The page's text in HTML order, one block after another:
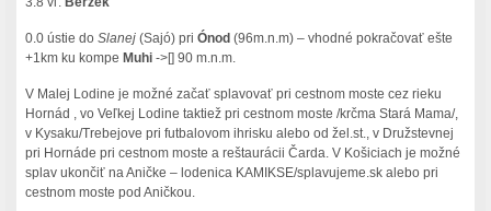
0.0 ústie doSlanej (Sajó) priÓnod (96m.n.m) – vhodné pokračovať ešte
+1km ku kompe Muhi ->[] 90 m.n.m.
V Malej Lodine je možné začať splavovať pri cestnom moste cez rieku
Hornád , vo Veľkej Lodine taktiež pri cestnom moste /krčma Stará Mama/,
v Kysaku/Trebejove pri futbalovom ihrisku alebo od žel.st., v Družstevnej
pri Hornáde pri cestnom moste a reštaurácii Čarda. V Košiciach je možné
splav ukončiť na Aničke – lodenica KAMIKSE/splavujeme.sk alebo pri
cestnom moste pod Aničkou.